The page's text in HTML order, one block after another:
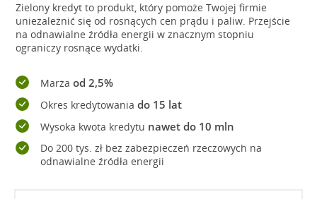
Zielony kredyt to produkt, który pomoże Twojej firmie
uniezależnić się od rosnących cen prądu i paliw. Przejście
na odnawialne źródła energii w znacznym stopniu
ograniczy rosnące wydatki.
Marżaod 2,5%
Okres kredytowaniado 15 lat
Wysoka kwota kredytu nawet do 10 mln
Do 200 tys. zł bez zabezpieczeń rzeczowych na
odnawialne źródła energii